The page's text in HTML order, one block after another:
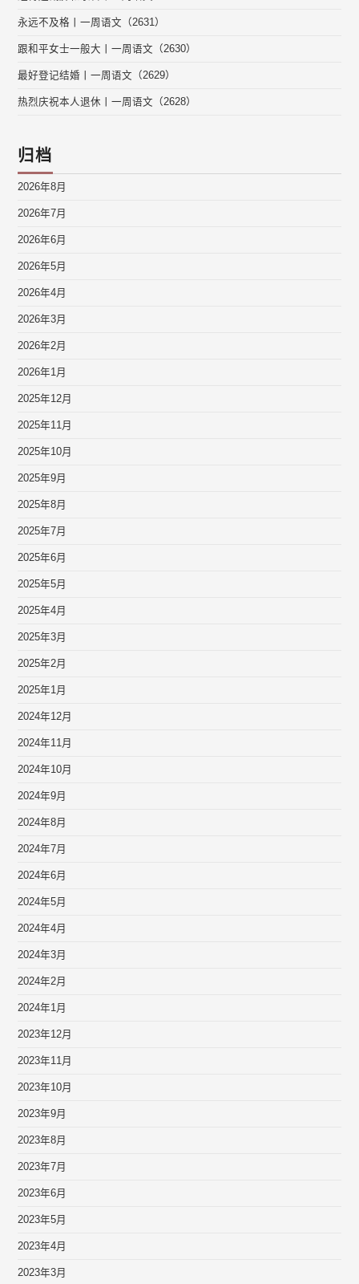
永远不及格丨一周语文（2631）
跟和平女士一般大丨一周语文（2630）
最好登记结婚丨一周语文（2629）
热烈庆祝本人退休丨一周语文（2628）
归档
2026年8月
2026年7月
2026年6月
2026年5月
2026年4月
2026年3月
2026年2月
2026年1月
2025年12月
2025年11月
2025年10月
2025年9月
2025年8月
2025年7月
2025年6月
2025年5月
2025年4月
2025年3月
2025年2月
2025年1月
2024年12月
2024年11月
2024年10月
2024年9月
2024年8月
2024年7月
2024年6月
2024年5月
2024年4月
2024年3月
2024年2月
2024年1月
2023年12月
2023年11月
2023年10月
2023年9月
2023年8月
2023年7月
2023年6月
2023年5月
2023年4月
2023年3月